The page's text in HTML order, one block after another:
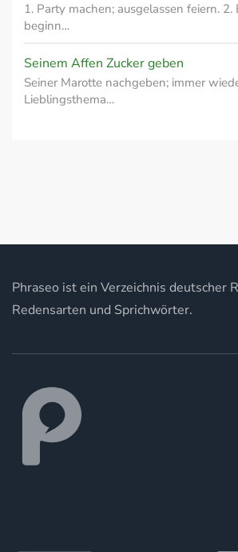
1. Party machen; ausgelassen feiern. 2.
beginn…
Seinem Affen Zucker geben
Seiner Marotte nachgeben; immer
Lieblingsthema…
Phraseo ist ein Verzeichnis deutscher
Redensarten und Sprichwörter.